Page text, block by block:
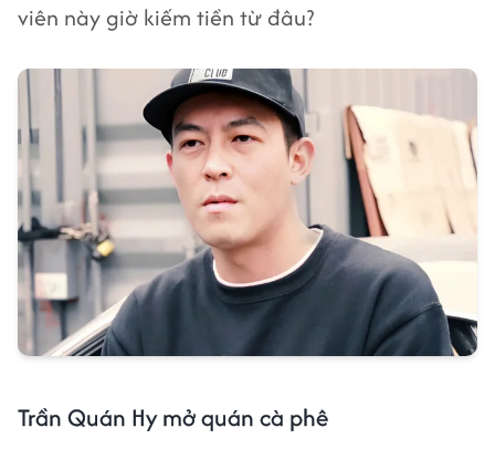
viên này giờ kiếm tiền từ đâu?
Trần Quán Hy mở quán cà phê